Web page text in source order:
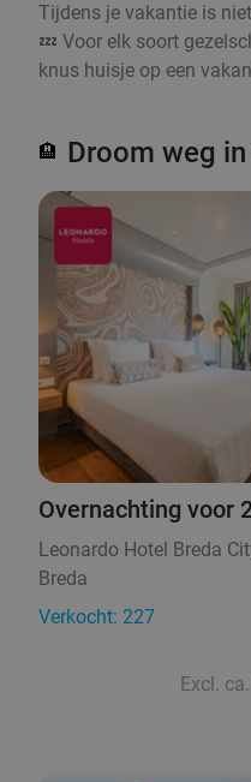
Tijdens je vakantie is
💤 Voor elk soort
knus huisje op een
🏨 Droom weg
Overnachting voor
Leonardo Hotel Breda
Breda
Verkocht: 227
Excl.